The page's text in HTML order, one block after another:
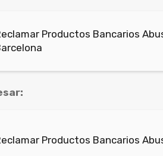
Productos Bancarios
Productos Bancarios